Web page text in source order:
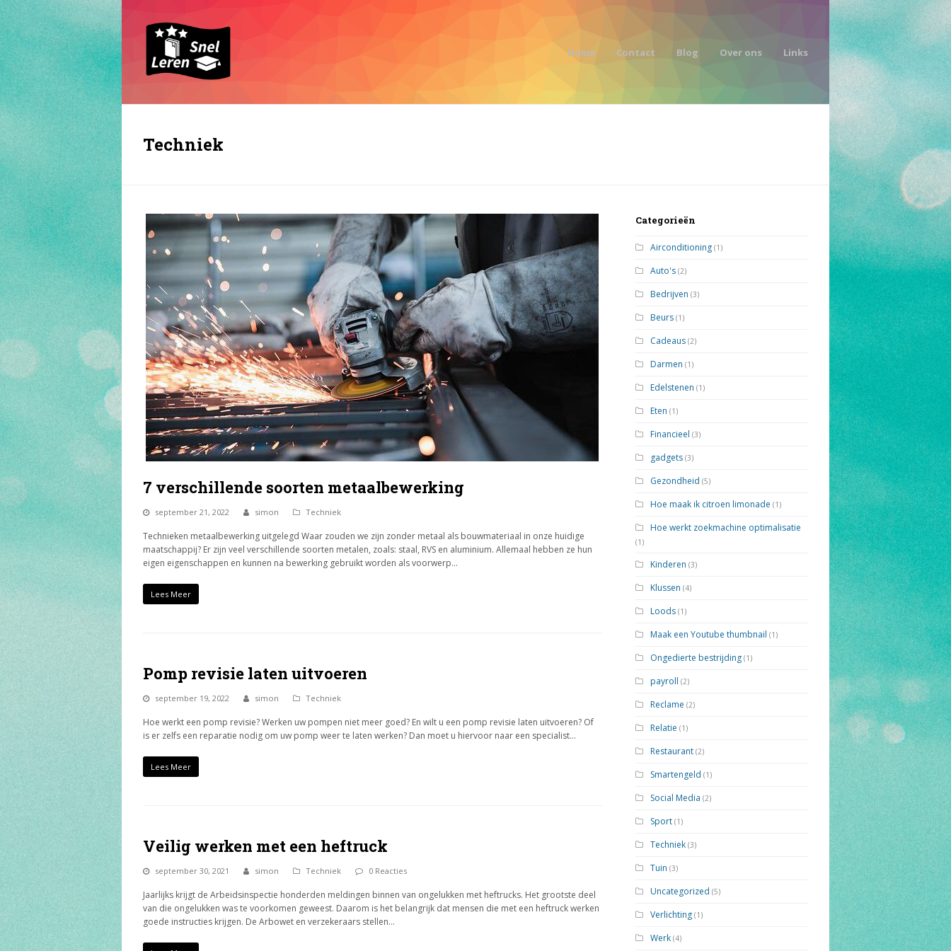
Home Contact Blog Over ons Links
Techniek
7 verschillende soorten metaalbewerking
september 21, 2022 simon Techniek
Technieken metaalbewerking uitgelegd Waar zouden we zijn zonder metaal als bouwmateriaal in onze huidige
maatschappij? Er zijn veel verschillende soorten metalen, zoals: staal, RVS en aluminium. Allemaal hebben ze hun
eigen eigenschappen en kunnen na bewerking gebruikt worden als voorwerp…
Lees Meer
Pomp revisie laten uitvoeren
september 19, 2022 simon Techniek
Hoe werkt een pomp revisie? Werken uw pompen niet meer goed? En wilt u een pomp revisie laten uitvoeren? Of
is er zelfs een reparatie nodig om uw pomp weer te laten werken? Dan moet u hiervoor naar een specialist…
Lees Meer
Veilig werken met een heftruck
september 30, 2021 simon Techniek 0 Reacties
Jaarlijks krijgt de Arbeidsinspectie honderden meldingen binnen van ongelukken met heftrucks. Het grootste deel
van die ongelukken was te voorkomen geweest. Daarom is het belangrijk dat mensen die met een heftruck werken
goede instructies krijgen. De Arbowet en verzekeraars stellen…
Categorieën
Airconditioning (1)
Auto's (2)
Bedrijven (3)
Beurs (1)
Cadeaus (2)
Darmen (1)
Edelstenen (1)
Eten (1)
Financieel (3)
gadgets (3)
Gezondheid (5)
Hoe maak ik citroen limonade (1)
Hoe werkt zoekmachine optimalisatie
(1)
Kinderen (3)
Klussen (4)
Loods (1)
Maak een Youtube thumbnail (1)
Ongedierte bestrijding (1)
payroll (2)
Reclame (2)
Relatie (1)
Restaurant (2)
Smartengeld (1)
Social Media (2)
Sport (1)
Techniek (3)
Tuin (3)
Uncategorized (5)
Verlichting (1)
Werk (4)